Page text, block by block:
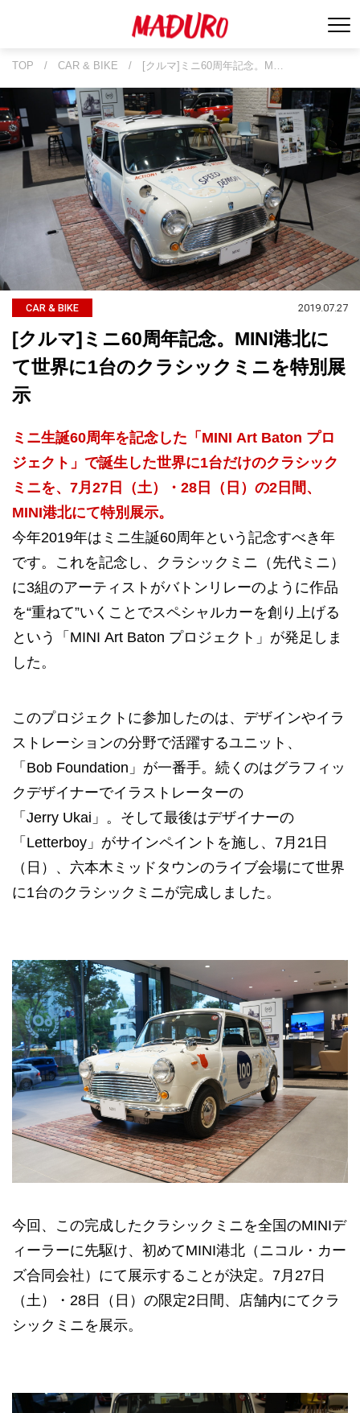
TOP / CAR & BIKE / [クルマ]ミニ60周年記念。M…
CAR & BIKE 2019.07.27
[クルマ]ミニ60周年記念。MINI港北に
て世界に1台のクラシックミニを特別展
示
ミニ生誕60周年を記念した「MINI Art Baton プロ
ジェクト」で誕生した世界に1台だけのクラシック
ミニを、7月27日（土）・28日（日）の2日間、
MINI港北にて特別展示。
今年2019年はミニ生誕60周年という記念すべき年
です。これを記念し、クラシックミニ（先代ミニ）
に3組のアーティストがバトンリレーのように作品
を“重ねて”いくことでスペシャルカーを創り上げる
という「MINI Art Baton プロジェクト」が発足しま
した。
このプロジェクトに参加したのは、デザインやイラ
ストレーションの分野で活躍するユニット、
「Bob Foundation」が一番手。続くのはグラフィッ
クデザイナーでイラストレーターの
「Jerry Ukai」。そして最後はデザイナーの
「Letterboy」がサインペイントを施し、7月21日
（日）、六本木ミッドタウンのライブ会場にて世界
に1台のクラシックミニが完成しました。
今回、この完成したクラシックミニを全国のMINIデ
ィーラーに先駆け、初めてMINI港北（ニコル・カー
ズ合同会社）にて展示することが決定。7月27日
（土）・28日（日）の限定2日間、店舗内にてクラ
シックミニを展示。